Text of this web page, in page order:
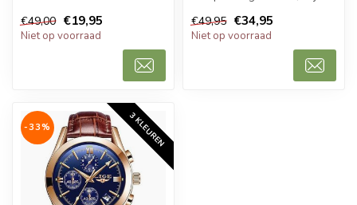
met de Armband. Deze...
€49,00 €19,95
Niet op voorraad
€49,95 €34,95
Niet op voorraad
3 KLEUREN
-33%